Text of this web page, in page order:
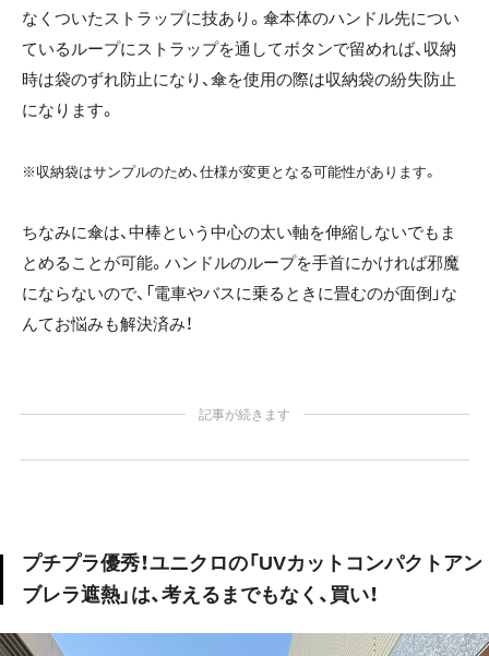
なくついたストラップに技あり。傘本体のハンドル先につい
ているループにストラップを通してボタンで留めれば、収納
時は袋のずれ防止になり、傘を使用の際は収納袋の紛失防止
になります。
※収納袋はサンプルのため、仕様が変更となる可能性があります。
ちなみに傘は、中棒という中心の太い軸を伸縮しないでもま
とめることが可能。ハンドルのループを手首にかければ邪魔
にならないので、「電車やバスに乗るときに畳むのが面倒」な
んてお悩みも解決済み！
記事が続きます
プチプラ優秀！ユニクロの「UVカットコンパクトアン
ブレラ遮熱」は、考えるまでもなく、買い！